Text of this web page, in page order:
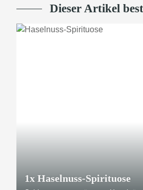
Dieser Artikel
1x Haselnuss-Spirituose